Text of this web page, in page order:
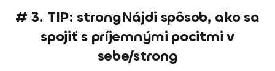
# 3. TIP: strongNájdi spôsob, ako sa
spojiť s príjemnými pocitmi v
sebe/strong